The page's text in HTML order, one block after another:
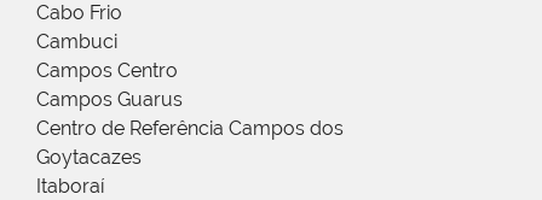
Cabo Frio
Cambuci
Campos Centro
Campos Guarus
Centro de Referência Campos dos
Goytacazes
Itaboraí